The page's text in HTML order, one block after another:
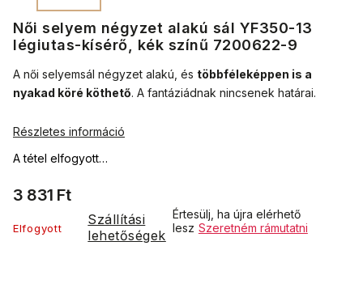
Női selyem négyzet alakú sál YF350-13
légiutas-kísérő, kék színű 7200622-9
3 831 Ft
Elfogyott
Szállítási
lehetőségek
Értesülj, ha újra elérhető
lesz Szeretném rámutatni
A tétel elfogyott…
A női selyemsál négyzet alakú, és többféleképpen is a
nyakad köré köthető. A fantáziádnak nincsenek határai.
Részletes információ